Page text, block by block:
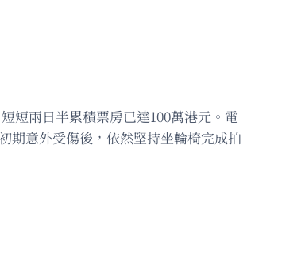
短兩日半累積票房已達100萬港元。電
期意外受傷後，依然堅持坐輪椅完成拍